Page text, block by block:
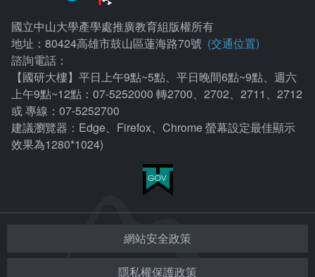
國立中山大學產學處推廣教育組版權所有
地址：80424高雄市鼓山區蓮海路70號 (交通位置)
諮詢電話：
【國研大樓】平日上午9點~5點、平日晚間6點~9點、週六
上午9點~12點：07-5252000 轉2700、2702、2711、2712
或 專線：07-5252700
建議瀏覽器：Edge、Firefox、Chrome 螢幕設定最佳顯示
效果為1280*1024)
網站安全政策
隱私權保護政策